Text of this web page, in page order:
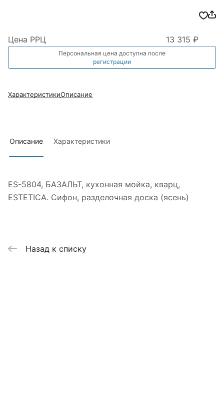
Цена РРЦ 13 315 ₽
Персональная цена доступна после
регистрации
ХарактеристикиОписание
Описание Характеристики
ES-5804, БАЗАЛЬТ, кухонная мойка, кварц,
ESTETICA. Сифон, разделочная доска (ясень)
Назад к списку